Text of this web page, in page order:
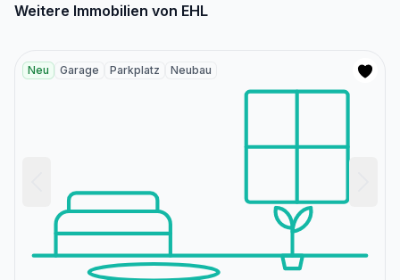
Weitere Immobilien von EHL
Neu Garage Parkplatz Neubau